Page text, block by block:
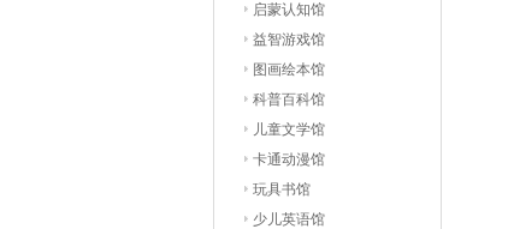
启蒙认知馆
益智游戏馆
图画绘本馆
科普百科馆
儿童文学馆
卡通动漫馆
玩具书馆
少儿英语馆